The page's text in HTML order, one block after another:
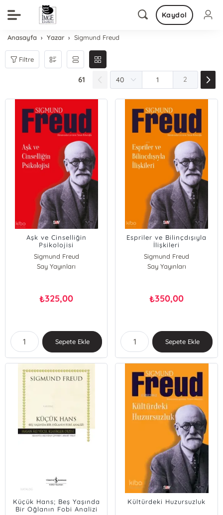
Kaydol
Anasayfa Yazar Sigmund Freud
Filtre
61 2
Aşk ve Cinselliğin
Psikolojisi
Sigmund Freud
Say Yayınları
₺325,00
Sepete Ekle
Espriler ve Bilinçdışıyla
İlişkileri
Sigmund Freud
Say Yayınları
₺350,00
Sepete Ekle
Küçük Hans; Beş Yaşında
Bir Oğlanın Fobi Analizi
Kültürdeki Huzursuzluk